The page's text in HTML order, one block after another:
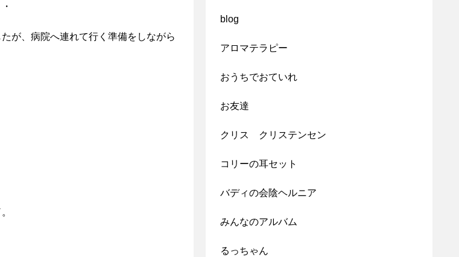
が、病院へ連れて行く準備をしながら
blog
アロマテラピー
おうちでおていれ
お友達
クリス クリステンセン
コリーの耳セット
バディの会陰ヘルニア
みんなのアルバム
るっちゃん